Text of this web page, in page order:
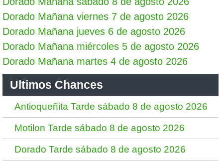
Dorado Mañana viernes 7 de agosto 2026
Dorado Mañana jueves 6 de agosto 2026
Dorado Mañana miércoles 5 de agosto 2026
Dorado Mañana martes 4 de agosto 2026
Ultimos Chances
Antioqueñita Tarde sábado 8 de agosto 2026
Motilon Tarde sábado 8 de agosto 2026
Dorado Tarde sábado 8 de agosto 2026